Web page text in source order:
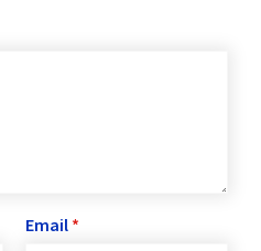
Email *